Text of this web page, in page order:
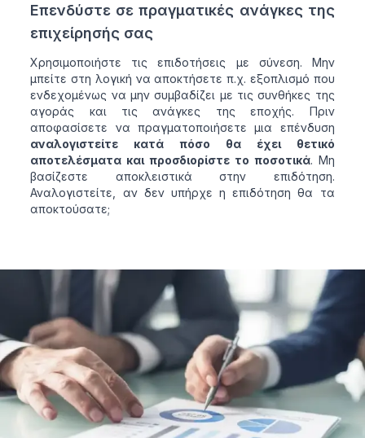
Επενδύστε σε πραγματικές ανάγκες της
επιχείρησής σας
Χρησιμοποιήστε τις επιδοτήσεις με σύνεση. Μην
μπείτε στη λογική να αποκτήσετε π.χ. εξοπλισμό που
ενδεχομένως να μην συμβαδίζει με τις συνθήκες της
αγοράς και τις ανάγκες της εποχής. Πριν
αποφασίσετε να πραγματοποιήσετε μια επένδυση
αναλογιστείτε κατά πόσο θα έχει θετικό
αποτελέσματα και προσδιορίστε το ποσοτικά. Μη
βασίζεστε αποκλειστικά στην επιδότηση.
Αναλογιστείτε, αν δεν υπήρχε η επιδότηση θα τα
αποκτούσατε;